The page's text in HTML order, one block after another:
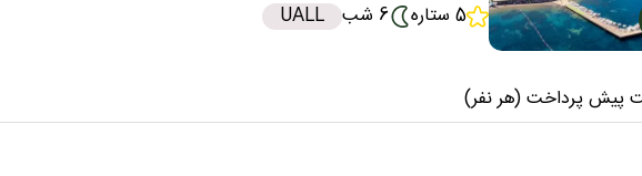
5 ستاره
6 شب UALL
پیش پرداخت (هر نفر)